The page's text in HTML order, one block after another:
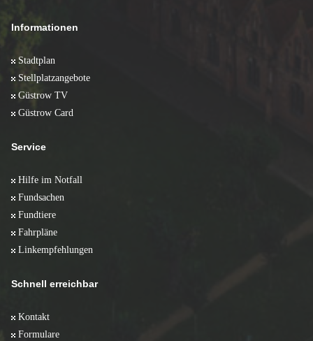
Informationen
Stadtplan
Stellplatzangebote
Güstrow TV
Güstrow Card
Service
Hilfe im Notfall
Fundsachen
Fundtiere
Fahrpläne
Linkempfehlungen
Schnell erreichbar
Kontakt
Formulare